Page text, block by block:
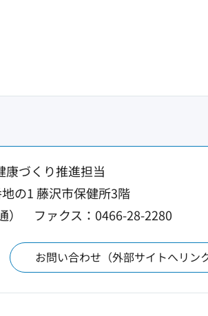
づくり推進担当
の1 藤沢市保健所3階
ファクス：0466-28-2280
お問い合わせ（外部サイトへリンク